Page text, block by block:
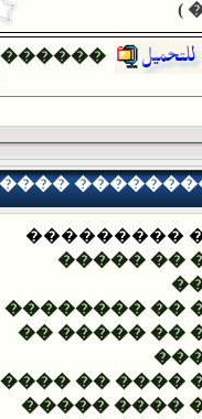
������
�����
���� ��
���� ��
���� ��
���� ��
����� ����